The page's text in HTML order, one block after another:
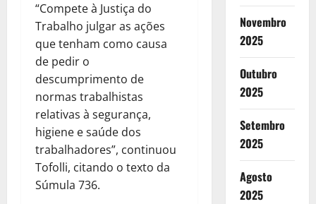
“Compete à Justiça do
Trabalho julgar as ações
que tenham como causa
de pedir o
descumprimento de
normas trabalhistas
relativas à segurança,
higiene e saúde dos
trabalhadores”, continuou
Tofolli, citando o texto da
Súmula 736.
Novembro
2025
Outubro
2025
Setembro
2025
Agosto
2025